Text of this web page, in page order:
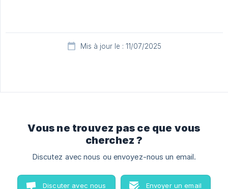
Mis à jour le : 11/07/2025
Vous ne trouvez pas ce que vous
cherchez ?
Discutez avec nous ou envoyez-nous un email.
Discuter avec nous Envoyer un email